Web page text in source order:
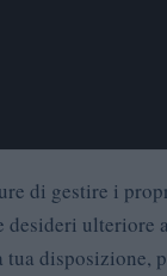
di gestire i
desideri ulteriore
disposizione,